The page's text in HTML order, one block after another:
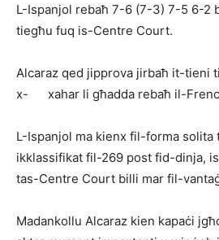
L-Ispanjol rebaħ 7-6 (7-3) 7-5 6-2
tiegħu fuq is-Centre Court.
Alcaraz qed jipprova jirbaħ it-tieni
x- xahar li għadda rebaħ il-
L-Ispanjol ma kienx fil-forma solita
ikklassifikat fil-269 post fid-dinja,
tas-Centre Court billi mar fil-
Madankollu Alcaraz kien kapaċi